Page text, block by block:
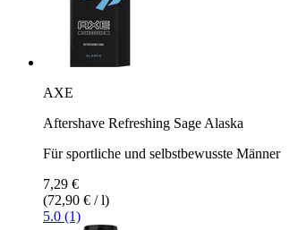
AXE
Aftershave Refreshing Sage Alaska
Für sportliche und selbstbewusste Männer
7,29 €
(72,90 € / l)
5.0 (1)